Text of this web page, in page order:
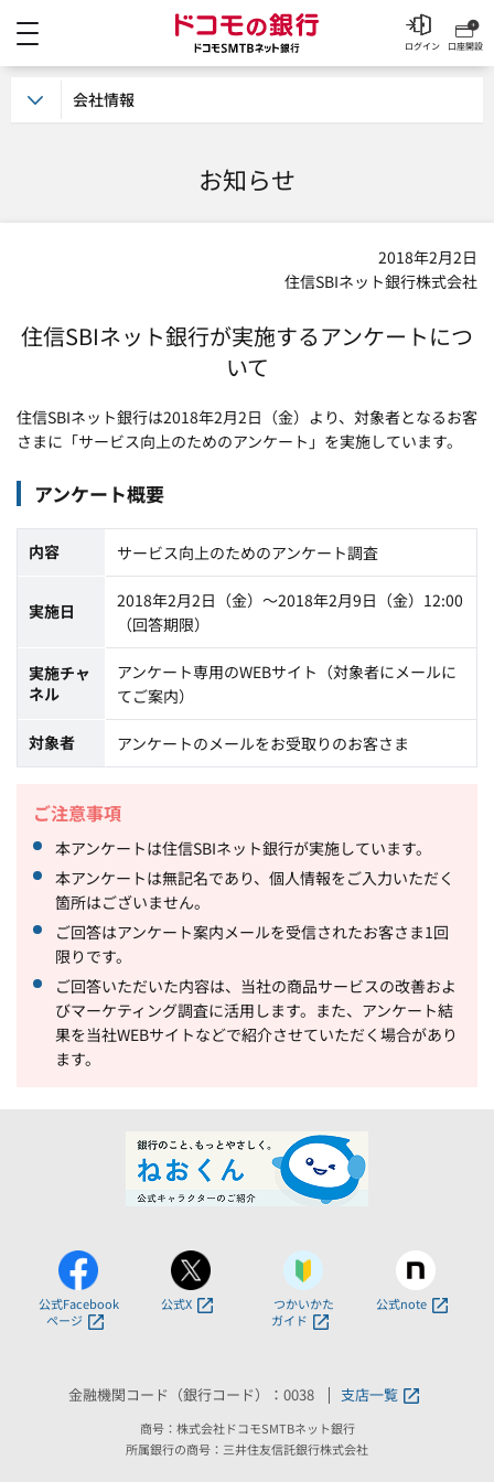
ドコモの銀行 ドコモ
口座開設
ログイン
お知らせ
2018年2月2日
住信SBIネット銀行株式会社
住信SBIネット銀行が実施するアンケートにつ
いて
住信SBIネット銀行は2018年2月2日（金）より、対象者となるお客
さまに「サービス向上のためのアンケート」を実施しています。
アンケート概要
内容 サービス向上のためのアンケート調査
実施日
2018年2月2日（金）～2018年2月9日（金）12:00
（回答期限）
実施チャ
ネル
アンケート専用のWEBサイト（対象者にメールに
てご案内）
対象者 アンケートのメールをお受取りのお客さま
ご注意事項
本アンケートは住信SBIネット銀行が実施しています。
本アンケートは無記名であり、個人情報をご入力いただく
箇所はございません。
ご回答はアンケート案内メールを受信されたお客さま1回
限りです。
ご回答いただいた内容は、当社の商品サービスの改善およ
びマーケティング調査に活用します。また、アンケート結
果を当社WEBサイトなどで紹介させていただく場合があり
ます。
会社情報
公式Facebook
ページ
公式X
つかいかた
ガイド
公式note
金融機関コード（銀行コード）：0038 支店一覧
商号：株式会社ドコモSMTBネット銀行
所属銀行の商号：三井住友信託銀行株式会社